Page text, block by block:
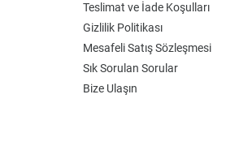
Teslimat ve İade Koşulları
Gizlilik Politikası
Mesafeli Satış Sözleşmesi
Sık Sorulan Sorular
Bize Ulaşın